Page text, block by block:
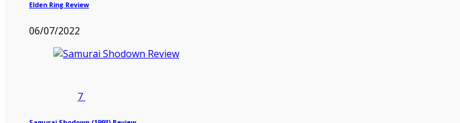
Elden Ring Review
06/07/2022
7